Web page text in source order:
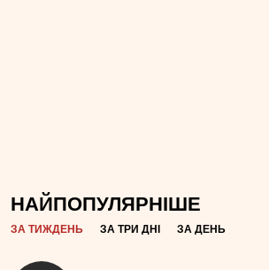
НАЙПОПУЛЯРНІШЕ
ЗА ТИЖДЕНЬ ЗА ТРИ ДНІ ЗА ДЕНЬ